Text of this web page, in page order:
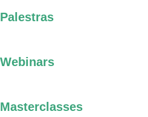
Palestras
Webinars
Masterclasses